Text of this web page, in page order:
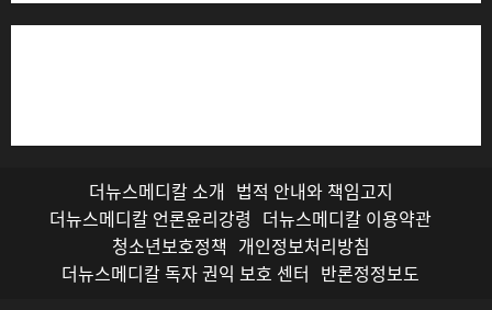
더뉴스메디칼 소개 법적 안내와 책임고지
더뉴스메디칼 언론윤리강령 더뉴스메디칼 이용약관
청소년보호정책 개인정보처리방침
더뉴스메디칼 독자 권익 보호 센터 반론정정보도